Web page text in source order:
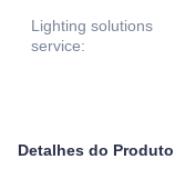
Lighting solutions
service:
Detalhes do Produto